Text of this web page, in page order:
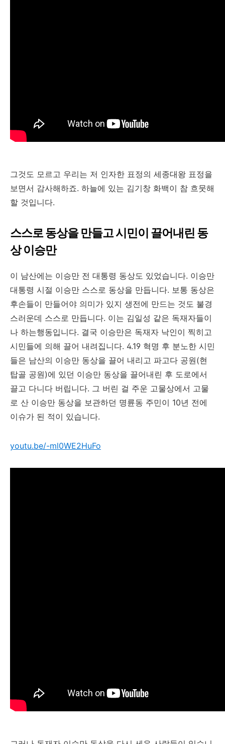
그것도 모르고 우리는 저 인자한 표정의 세종대왕 표정을
보면서 감사해하죠. 하늘에 있는 김기창 화백이 참 흐뭇해
할 것입니다.
스스로 동상을 만들고 시민이 끌어내린 동
상 이승만
이 남산에는 이승만 전 대통령 동상도 있었습니다. 이승만
대통령 시절 이승만 스스로 동상을 만듭니다. 보통 동상은
후손들이 만들어야 의미가 있지 생전에 만드는 것도 불경
스러운데 스스로 만듭니다. 이는 김일성 같은 독재자들이
나 하는행동입니다. 결국 이승만은 독재자 낙인이 찍히고
시민들에 의해 끌어 내려집니다. 4.19 혁명 후 분노한 시민
들은 남산의 이승만 동상을 끌어 내리고 파고다 공원(현
탑골 공원)에 있던 이승만 동상을 끌어내린 후 도로에서
끌고 다니다 버립니다. 그 버린 걸 주운 고물상에서 고물
로 산 이승만 동상을 보관하던 명륜동 주민이 10년 전에
이슈가 된 적이 있습니다.
youtu.be/-ml0WE2HuFo